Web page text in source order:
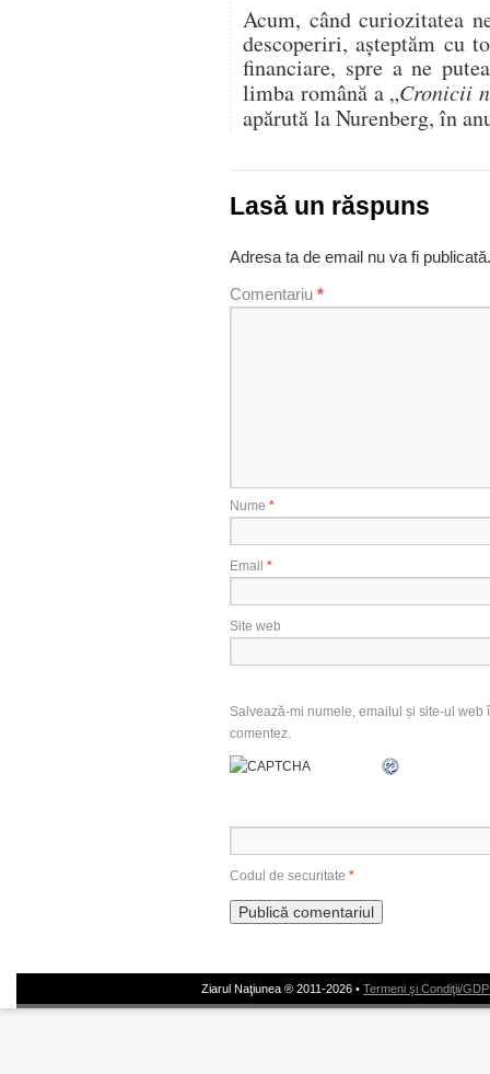
Acum, când curiozitatea
descoperiri, așteptăm cu
financiare, spre a ne
limba română a „Cronicii
apărută la Nurenberg, în
Lasă un răspuns
Adresa ta de email nu va fi publicată.
Comentariu *
Nume *
Email *
Site web
Salvează-mi numele, emailul și site-ul
comentez.
Codul de securitate *
Ziarul Naţiunea ® 2011-2026 • Termeni şi Condiţii/